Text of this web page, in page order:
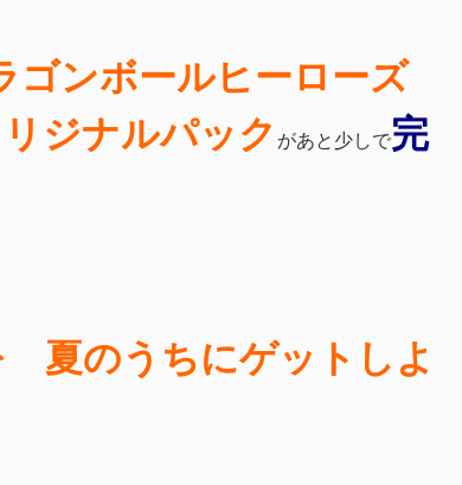
ゴンボールヒーローズ
ジナルパック があと少しで完
夏のうちにゲットしよ